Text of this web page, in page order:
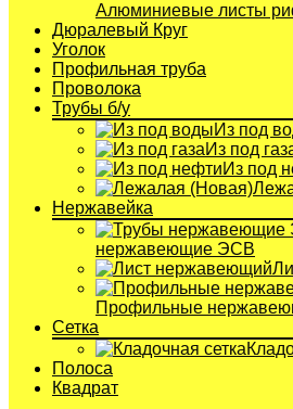
Алюминиевые листы
Дюралевый Круг
Уголок
Профильная труба
Проволока
Трубы б/у
Из под
Из под
Из под
Нержавейка
нержавеющие ЭСВ
Профильные
Сетка
Полоса
Квадрат